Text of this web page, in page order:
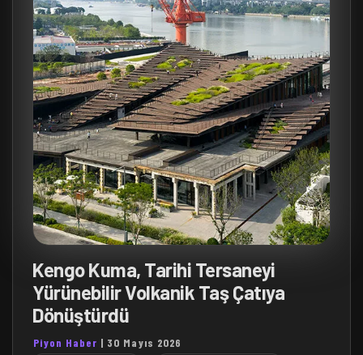
Kengo Kuma, Tarihi Tersaneyi
Yürünebilir Volkanik Taş Çatıya
Dönüştürdü
Piyon Haber | 30 Mayıs 2026